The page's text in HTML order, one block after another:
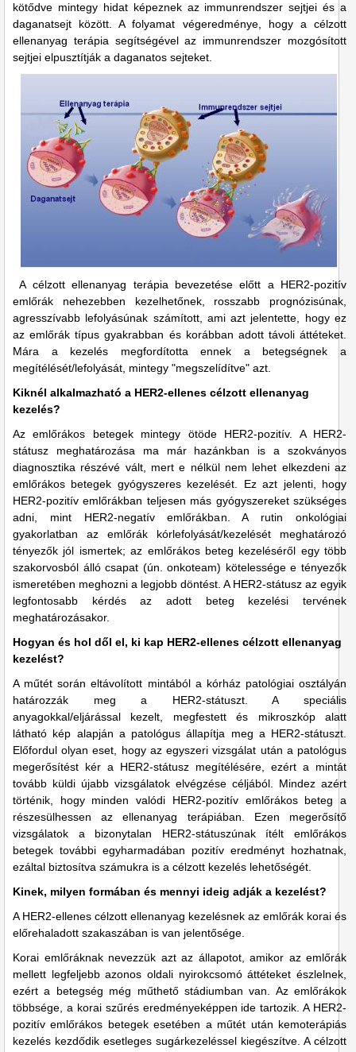
kötődve mintegy hidat képeznek az immunrendszer sejtjei és a
daganatsejt között. A folyamat végeredménye, hogy a célzott
ellenanyag terápia segítségével az immunrendszer mozgósított
sejtjei elpusztítják a daganatos sejteket.
A célzott ellenanyag terápia bevezetése előtt a HER2-pozitív
emlőrák nehezebben kezelhetőnek, rosszabb prognózisúnak,
agresszívabb lefolyásúnak számított, ami azt jelentette, hogy ez
az emlőrák típus gyakrabban és korábban adott távoli áttéteket.
Mára a kezelés megfordította ennek a betegségnek a
megítélését/lefolyását, mintegy "megszelídítve" azt.
Kiknél alkalmazható a HER2-ellenes célzott ellenanyag
kezelés?
Az emlőrákos betegek mintegy ötöde HER2-pozitív. A HER2-
státusz meghatározása ma már hazánkban is a szokványos
diagnosztika részévé vált, mert e nélkül nem lehet elkezdeni az
emlőrákos betegek gyógyszeres kezelését. Ez azt jelenti, hogy
HER2-pozitív emlőrákban teljesen más gyógyszereket szükséges
adni, mint HER2-negatív emlőrákban. A rutin onkológiai
gyakorlatban az emlőrák kórlefolyását/kezelését meghatározó
tényezők jól ismertek; az emlőrákos beteg kezeléséről egy több
szakorvosból álló csapat (ún. onkoteam) kötelessége e tényezők
ismeretében meghozni a legjobb döntést. A HER2-státusz az egyik
legfontosabb kérdés az adott beteg kezelési tervének
meghatározásakor.
Hogyan és hol dől el, ki kap HER2-ellenes célzott ellenanyag
kezelést?
A műtét során eltávolított mintából a kórház patológiai osztályán
határozzák meg a HER2-státuszt. A speciális
anyagokkal/eljárással kezelt, megfestett és mikroszkóp alatt
látható kép alapján a patológus állapítja meg a HER2-státuszt.
Előfordul olyan eset, hogy az egyszeri vizsgálat után a patológus
megerősítést kér a HER2-státusz megítélésére, ezért a mintát
tovább küldi újabb vizsgálatok elvégzése céljából. Mindez azért
történik, hogy minden valódi HER2-pozitív emlőrákos beteg a
részesülhessen az ellenanyag terápiában. Ezen megerősítő
vizsgálatok a bizonytalan HER2-státuszúnak ítélt emlőrákos
betegek további egyharmadában pozitív eredményt hozhatnak,
ezáltal biztosítva számukra is a célzott kezelés lehetőségét.
Kinek, milyen formában és mennyi ideig adják a kezelést?
A HER2-ellenes célzott ellenanyag kezelésnek az emlőrák korai és
előrehaladott szakaszában is van jelentősége.
Korai emlőráknak nevezzük azt az állapotot, amikor az emlőrák
mellett legfeljebb azonos oldali nyirokcsomó áttéteket észlelnek,
ezért a betegség még műthető stádiumban van. Az emlőrákok
többsége, a korai szűrés eredményeképpen ide tartozik. A HER2-
pozitív emlőrákos betegek esetében a műtét után kemoterápiás
kezelés kezdődik esetleges sugárkezeléssel kiegészítve. A célzott